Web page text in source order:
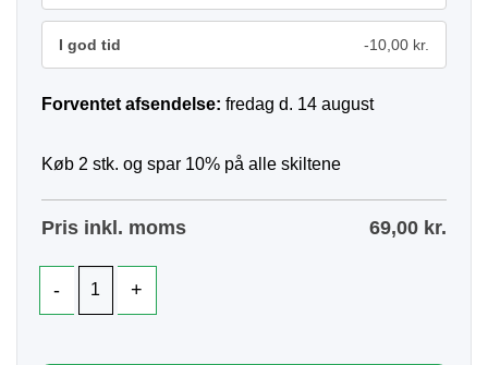
I god tid -10,00 kr.
Forventet afsendelse: fredag d. 14 august
Køb 2 stk. og spar 10% på alle skiltene
Pris inkl. moms 69,00 kr.